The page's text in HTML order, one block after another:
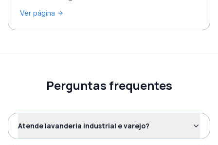
Ver página
Perguntas frequentes
Atende lavanderia industrial e varejo?